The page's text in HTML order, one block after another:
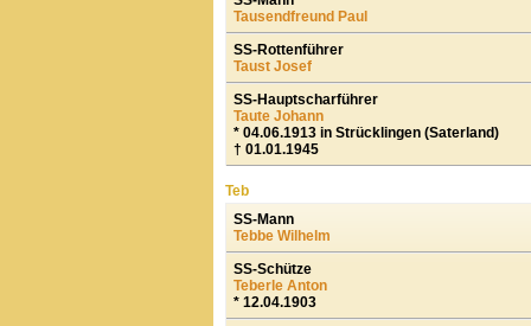
Tausendfreund Paul
SS-Rottenführer
Taust Josef
SS-Hauptscharführer
Taute Johann
* 04.06.1913 in Strücklingen (Saterland)
† 01.01.1945
Teb
SS-Mann
Tebbe Wilhelm
SS-Schütze
Teberle Anton
* 12.04.1903